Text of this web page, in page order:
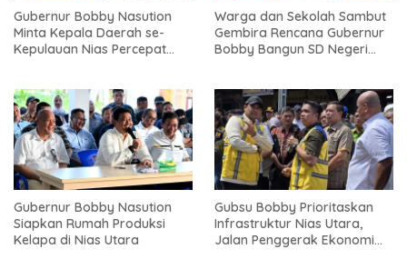
Gubernur Bobby Nasution
Minta Kepala Daerah se-
Kepulauan Nias Percepat
Warga dan Sekolah Sambut
Gembira Rencana Gubernur
Bobby Bangun SD Negeri
Gubernur Bobby Nasution
Siapkan Rumah Produksi
Kelapa di Nias Utara
Gubsu Bobby Prioritaskan
Infrastruktur Nias Utara,
Jalan Penggerak Ekonomi